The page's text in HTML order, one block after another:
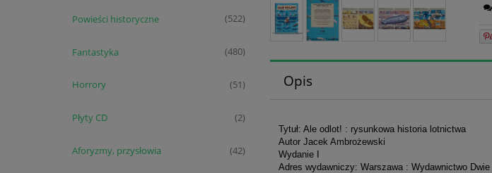
Powieści historyczne (522)
Fantastyka (480)
Horrory (51)
Płyty CD (2)
Aforyzmy, przysłowia (42)
Opis
Tytuł: Ale odlot! : rysunkowa historia lotnictwa
Autor Jacek Ambrożewski
Wydanie I
Adres wydawniczy: Warszawa : Wydawnictwo